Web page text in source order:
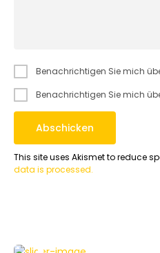
Benachrichtigen Sie mich
Benachrichtigen Sie mich
This site uses Akismet to reduce
data is processed.